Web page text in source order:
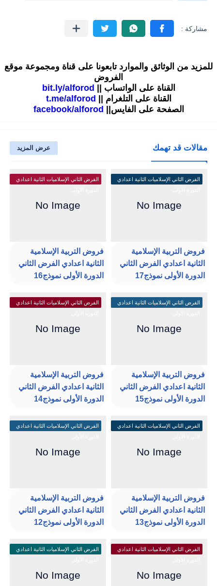
للمزيد من الوثائق والموارد تابعونا على قناة ومجموعة موقع
الفروض
القناة على الواتساب ||
bit.ly/alforod
القناة على التلغرام ||
t.me/alforod
الصفحة على الفايس||
facebook/alforod
مقالات قد تهمك عرض المزيد
الفرض الثاني الإسلاميات الثانية اعدادي
فروض التربية الإسلامية
الثانية اعدادي الفرض الثاني
الدورة الأولى نموذج17
الفرض الثاني الإسلاميات الثانية اعدادي
فروض التربية الإسلامية
الثانية اعدادي الفرض الثاني
الدورة الأولى نموذج16
الفرض الثاني الإسلاميات الثانية اعدادي
فروض التربية الإسلامية
الثانية اعدادي الفرض الثاني
الدورة الأولى نموذج15
الفرض الثاني الإسلاميات الثانية اعدادي
فروض التربية الإسلامية
الثانية اعدادي الفرض الثاني
الدورة الأولى نموذج14
الفرض الثاني الإسلاميات الثانية اعدادي
فروض التربية الإسلامية
الثانية اعدادي الفرض الثاني
الدورة الأولى نموذج13
الفرض الثاني الإسلاميات الثانية اعدادي
فروض التربية الإسلامية
الثانية اعدادي الفرض الثاني
الدورة الأولى نموذج12
الفرض الثاني الإسلاميات الثانية اعدادي
الفرض الثاني الإسلاميات الثانية اعدادي